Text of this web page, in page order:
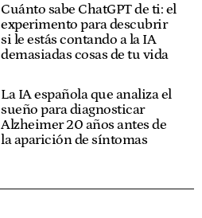
Cuánto sabe ChatGPT de ti: el
experimento para descubrir
si le estás contando a la IA
demasiadas cosas de tu vida
La IA española que analiza el
sueño para diagnosticar
Alzheimer 20 años antes de
la aparición de síntomas